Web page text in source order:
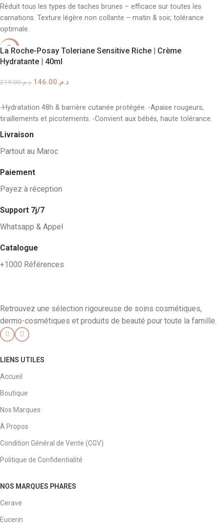
Réduit tous les types de taches brunes – efficace sur toutes les
carnations. Texture légère non collante – matin & soir, tolérance
optimale.
-33%
La Roche-Posay Toleriane Sensitive Riche | Crème
Hydratante | 40ml
د.م.219.00 د.م.146.00
-Hydratation 48h & barrière cutanée protégée. -Apaise rougeurs,
tiraillements et picotements. -Convient aux bébés, haute tolérance.
Livraison
Partout au Maroc
Paiement
Payez à réception
Support 7j/7
Whatsapp & Appel
Catalogue
+1000 Références
Retrouvez une sélection rigoureuse de soins cosmétiques,
dermo-cosmétiques et produits de beauté pour toute la famille.
LIENS UTILES
Accueil
Boutique
Nos Marques
À Propos
Condition Général de Vente (CGV)
Politique de Confidentialité
NOS MARQUES PHARES
Cerave
Eucerin